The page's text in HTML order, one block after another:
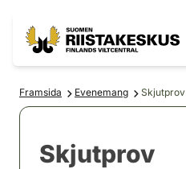
Framsida Evenemang Skjutprov
Skjutprov